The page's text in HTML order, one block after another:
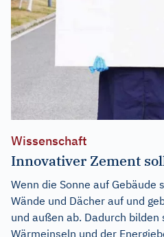
Wissenschaft
Innovativer Zement
Wenn die Sonne auf Gebäude
Wände und Dächer auf und
und außen ab. Dadurch
Wärmeinseln und der